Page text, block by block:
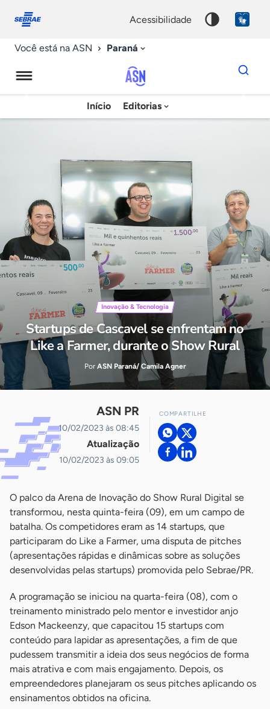
conosco
acessibilidade
Você está na ASN Paraná
Agência
Sebrae
Notícias
Início Editorias
Dados
para
chave
Inovação & Tecnologia
Startups de Cascavel se enfrentam no
Like a Farmer, durante o Show Rural
Por ASN Paraná/ Camila Agner
ASN PR
10/02/2023 às 08:45
Atualização
10/02/2023 às 09:05
COMPARTILHE
O palco da Arena de Inovação do Show Rural Digital se
transformou, nesta quinta-feira (09), em um campo de
batalha. Os competidores eram as 14 startups, que
participaram do Like a Farmer, uma disputa de pitches
(apresentações rápidas e dinâmicas sobre as soluções
desenvolvidas pelas startups) promovida pelo Sebrae/PR.
A programação se iniciou na quarta-feira (08), com o
treinamento ministrado pelo mentor e investidor anjo
Edson Mackeenzy, que capacitou 15 startups com
conteúdo para lapidar as apresentações, a fim de que
pudessem transmitir a ideia dos seus negócios de forma
mais atrativa e com mais engajamento. Depois, os
empreendedores planejaram os seus pitches aplicando os
ensinamentos obtidos na oficina.